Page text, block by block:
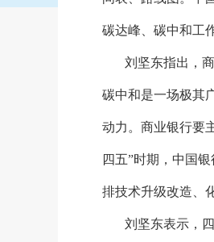
碳达峰、碳中和工作
刘坚东指出，
碳中和是一场极其
动力。商业银行要
四五”时期，中国
排技术升级改造、
刘坚东表示，